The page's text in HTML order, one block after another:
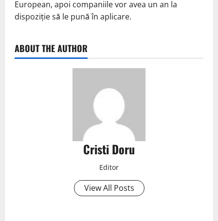
European, apoi companiile vor avea un an la
dispoziție să le pună în aplicare.
ABOUT THE AUTHOR
Cristi Doru
Editor
View All Posts